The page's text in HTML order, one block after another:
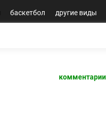
баскетбол другие виды